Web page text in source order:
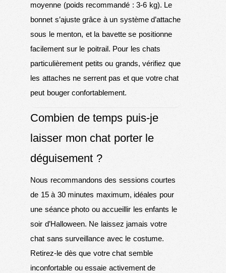
moyenne (poids recommandé : 3-6 kg). Le
bonnet s’ajuste grâce à un système d’attache
sous le menton, et la bavette se positionne
facilement sur le poitrail. Pour les chats
particulièrement petits ou grands, vérifiez que
les attaches ne serrent pas et que votre chat
peut bouger confortablement.
Combien de temps puis-je
laisser mon chat porter le
déguisement ?
Nous recommandons des sessions courtes
de 15 à 30 minutes maximum, idéales pour
une séance photo ou accueillir les enfants le
soir d’Halloween. Ne laissez jamais votre
chat sans surveillance avec le costume.
Retirez-le dès que votre chat semble
inconfortable ou essaie activement de